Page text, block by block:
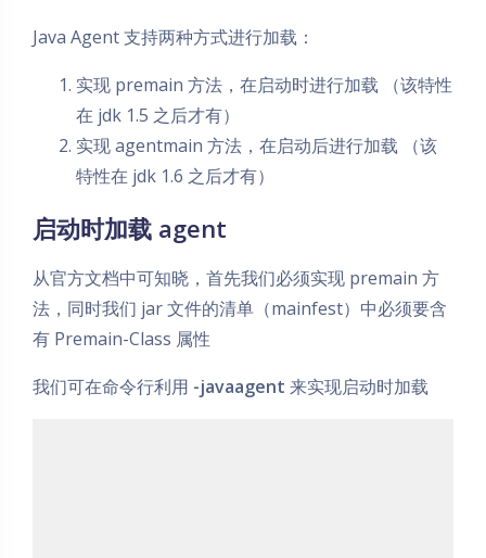
Java Agent 支持两种方式进行加载：
实现 premain 方法，在启动时进行加载 （该特性
在 jdk 1.5 之后才有）
实现 agentmain 方法，在启动后进行加载 （该
特性在 jdk 1.6 之后才有）
启动时加载 agent
从官方文档中可知晓，首先我们必须实现 premain 方
法，同时我们 jar 文件的清单（mainfest）中必须要含
有 Premain-Class 属性
我们可在命令行利用 -javaagent 来实现启动时加载